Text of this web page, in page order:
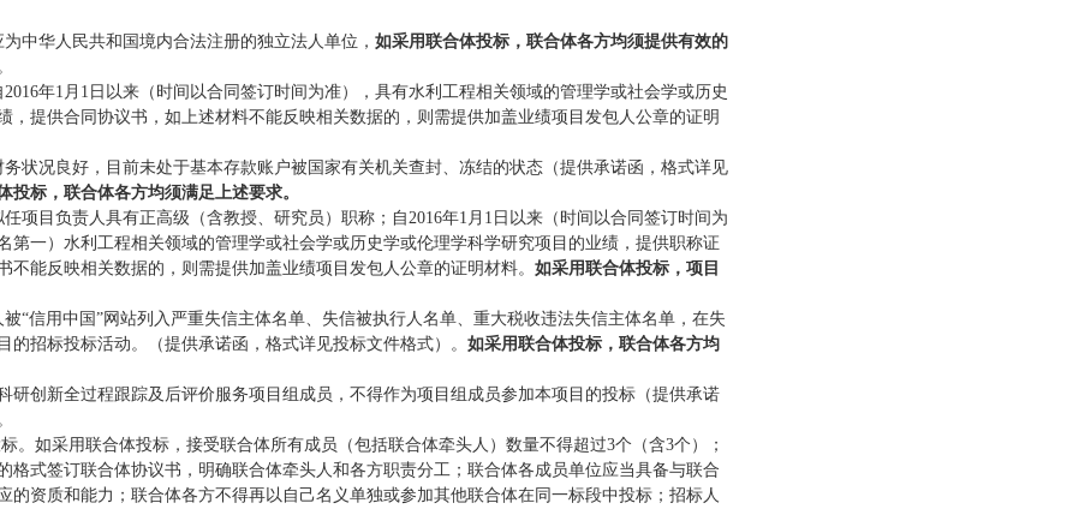
中华人民共和国境内合法注册的独立法人单位 ， 如采用联合体投标，联合体各方均须提供有效的
年1月1日以来（时间以合同签订时间为准），具有水利工程相关领域的管理学或社会学或历史
， 提供合同协议书，如上述材料不能反映相关数据的，则需提供加盖业绩项目发包人公章的证明
务状况良好，目前未处于基本存款账户被国家有关机关查封、冻结的状态 （提供承诺函，格式详见
投标，联合体各方均须满足上述要求。
项目负责人具有正高级 （含教授、研究员 ） 职称 ； 自2016年1月1日以来（时间以合同签订时间为
第一） 水利工程相关领域的管理学或社会学或历史学或伦理学科学研究项目 的业绩 ，提供职称证
不能反映相关数据的，则需提供加盖业绩项目发包人公章的证明材料。 如采用联合体投标， 项目
被“信用中国”网站列入严重失信主体名单、失信被执行人名单、重大税收违法失信主体名单，在失
的招标投标活动。
（提供承诺函，格式详见投标文件格式） 。 如采用联合体投标，联合体各方均
研创新全过程跟踪及后评价服务项目组 成员 ，不得作为项目组成员参加本项目的投标（提供承诺
。 如采用联合体投标，接受联合体所有成员（包括联合体牵头人）数量不得超过3个（含3个）；
格式签订联合体协议书，明确联合体牵头人和各方职责分工；联合体各成员单位应当具备与联合
的资质和能力；联合体各方不得再以自己名义单独或参加其他联合体在同一标段中投标；招标人